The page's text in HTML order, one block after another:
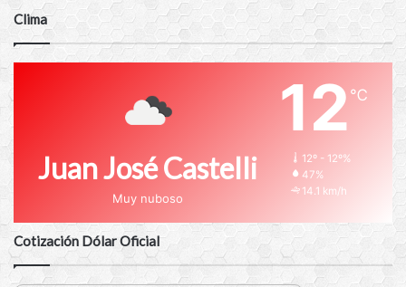
Clima
Juan José Castelli
Muy nuboso
12℃
12º - 12º%
47%
14.1 km/h
Cotización Dólar Oficial